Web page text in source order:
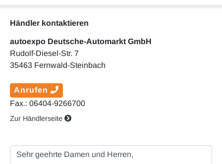
Händler kontaktieren
autoexpo Deutsche-Automarkt GmbH
Rudolf-Diesel-Str. 7
35463 Fernwald-Steinbach
Anrufen
Fax.: 06404-9266700
Zur Händlerseite